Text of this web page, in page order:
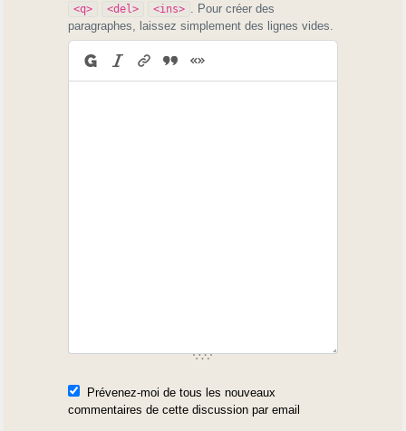
<q> <del> <ins>
. Pour créer des
paragraphes, laissez simplement des lignes vides.
Prévenez-moi de tous les nouveaux
commentaires de cette discussion par email